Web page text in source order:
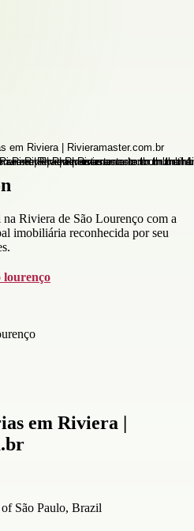
Riviera de São Lourenço com a
imobiliária reconhecida por seu
lourenço
em Riviera |
São Paulo, Brazil